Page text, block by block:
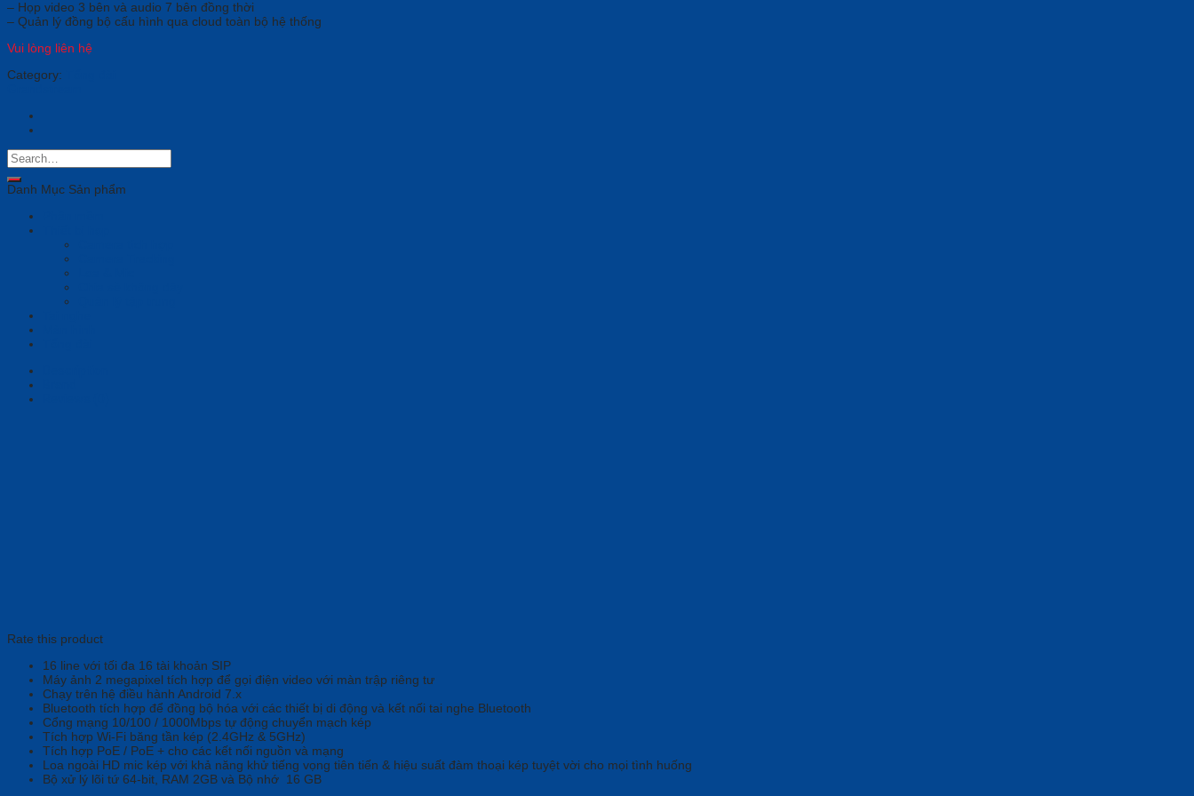
– Họp video 3 bên và audio 7 bên đồng thời
– Quản lý đồng bộ cấu hình qua cloud toàn bộ hệ thống
Vui lòng liên hệ
Category:
Danh Mục Sản phẩm
Rate this product
16 line với tối đa 16 tài khoản SIP
Máy ảnh 2 megapixel tích hợp để gọi điện video với màn trập riêng tư
Chạy trên hệ điều hành Android 7.x
Bluetooth tích hợp để đồng bộ hóa với các thiết bị di động và kết nối tai nghe Bluetooth
Cổng mạng 10/100 / 1000Mbps tự động chuyển mạch kép
Tích hợp Wi-Fi băng tần kép (2.4GHz & 5GHz)
Tích hợp PoE / PoE + cho các kết nối nguồn và mạng
Loa ngoài HD mic kép với khả năng khử tiếng vọng tiên tiến & hiệu suất đàm thoại kép tuyệt vời cho mọi tình huống
Bộ xử lý lõi tứ 64-bit, RAM 2GB và Bộ nhớ 16 GB